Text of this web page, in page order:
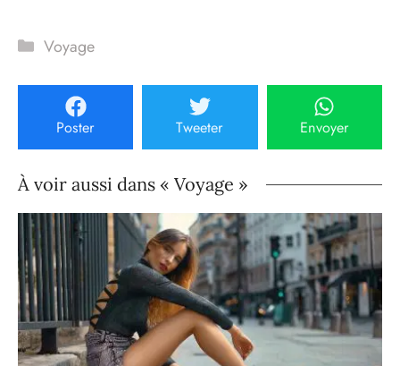
Catégories
Voyage
Poster Tweeter Envoyer
À voir aussi dans « Voyage »